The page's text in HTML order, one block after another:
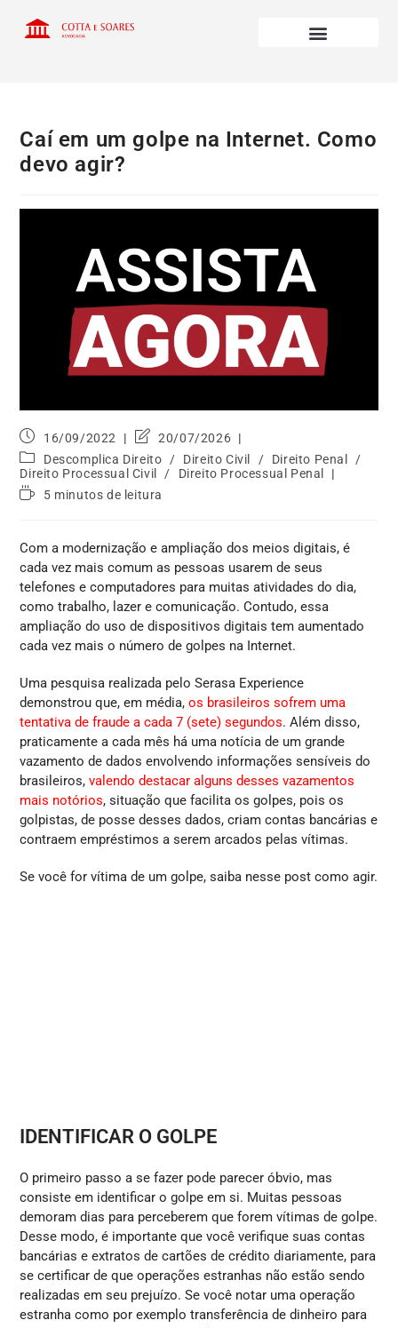
Caí em um golpe na Internet. Como
devo agir?
16/09/2022
20/07/2026
Descomplica Direito
/ Direito Civil / Direito Penal
/
Direito Processual Civil
/
Direito Processual Penal
5 minutos de leitura
Com a modernização e ampliação dos meios digitais, é
cada vez mais comum as pessoas usarem de seus
telefones e computadores para muitas atividades do dia,
como trabalho, lazer e comunicação. Contudo, essa
ampliação do uso de dispositivos digitais tem aumentado
cada vez mais o número de golpes na Internet.
Uma pesquisa realizada pelo Serasa Experience
demonstrou que, em média,os brasileiros sofrem uma
tentativa de fraude a cada 7 (sete) segundos. Além disso,
praticamente a cada mês há uma notícia de um grande
vazamento de dados envolvendo informações sensíveis do
brasileiros,valendo destacar alguns desses vazamentos
mais notórios, situação que facilita os golpes, pois os
golpistas, de posse desses dados, criam contas bancárias e
contraem empréstimos a serem arcados pelas vítimas.
Se você for vítima de um golpe, saiba nesse post como agir.
IDENTIFICAR O GOLPE
O primeiro passo a se fazer pode parecer óbvio, mas
consiste em identificar o golpe em si. Muitas pessoas
demoram dias para perceberem que forem vítimas de golpe.
Desse modo, é importante que você verifique suas contas
bancárias e extratos de cartões de crédito diariamente, para
se certificar de que operações estranhas não estão sendo
realizadas em seu prejuízo. Se você notar uma operação
estranha como por exemplo transferência de dinheiro para